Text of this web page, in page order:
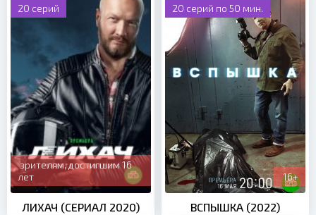
20 серий
зрителям, достигшим 16
лет
ЛИХАЧ (СЕРИАЛ 2020)
20 серий по 50 мин.
16+
ВСПЫШКА (2022)